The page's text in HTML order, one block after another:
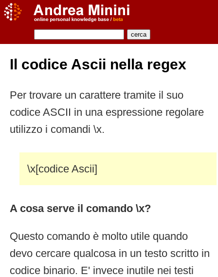
Il codice Ascii nella regex
Per trovare un carattere tramite il suo
codice ASCII in una espressione regolare
utilizzo i comandi \x.
\x[codice Ascii]
A cosa serve il comando \x?
Questo comando è molto utile quando
devo cercare qualcosa in un testo scritto in
codice binario. E' invece inutile nei testi